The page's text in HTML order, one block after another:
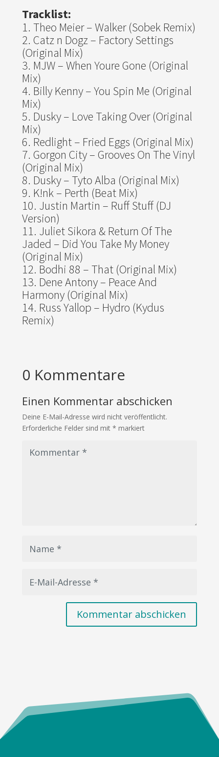
Tracklist:
Theo Meier – Walker (Sobek Remix)
Catz n Dogz – Factory Settings
(Original Mix)
MJW – When Youre Gone (Original
Mix)
Billy Kenny – You Spin Me (Original
Mix)
Dusky – Love Taking Over (Original
Mix)
Redlight – Fried Eggs (Original Mix)
Gorgon City – Grooves On The Vinyl
(Original Mix)
Dusky – Tyto Alba (Original Mix)
K!nk – Perth (Beat Mix)
Justin Martin – Ruff Stuff (DJ
Version)
Juliet Sikora & Return Of The
Jaded – Did You Take My Money
(Original Mix)
Bodhi 88 – That (Original Mix)
Dene Antony – Peace And
Harmony (Original Mix)
Russ Yallop – Hydro (Kydus
Remix)
0 Kommentare
Einen Kommentar abschicken
Deine E-Mail-Adresse wird nicht veröffentlicht.
Erforderliche Felder sind mit * markiert
Kommentar abschicken